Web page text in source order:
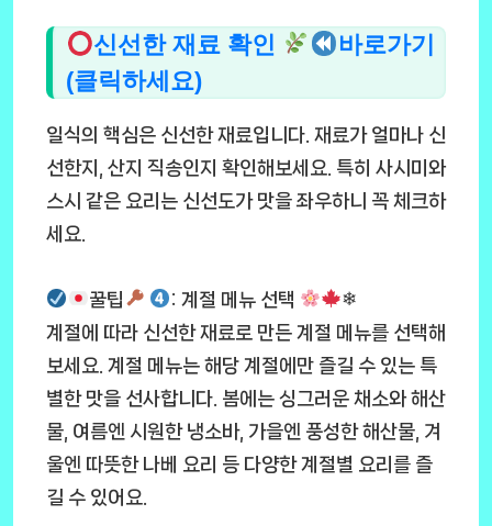
신선한 재료 확인
바로가기
(클릭하세요)
일식의 핵심은 신선한 재료입니다. 재료가 얼마나 신
선한지, 산지 직송인지 확인해보세요. 특히 사시미와
스시 같은 요리는 신선도가 맛을 좌우하니 꼭 체크하
세요.
꿀팁 : 계절 메뉴 선택
❄
계절에 따라 신선한 재료로 만든 계절 메뉴를 선택해
보세요. 계절 메뉴는 해당 계절에만 즐길 수 있는 특
별한 맛을 선사합니다. 봄에는 싱그러운 채소와 해산
물, 여름엔 시원한 냉소바, 가을엔 풍성한 해산물, 겨
울엔 따뜻한 나베 요리 등 다양한 계절별 요리를 즐
길 수 있어요.